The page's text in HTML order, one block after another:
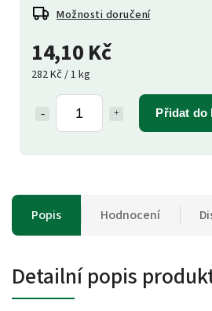
14,10 Kč
282 Kč / 1 kg
Přidat do
Možnosti doručení
Popis Hodnocení
Detailní popis